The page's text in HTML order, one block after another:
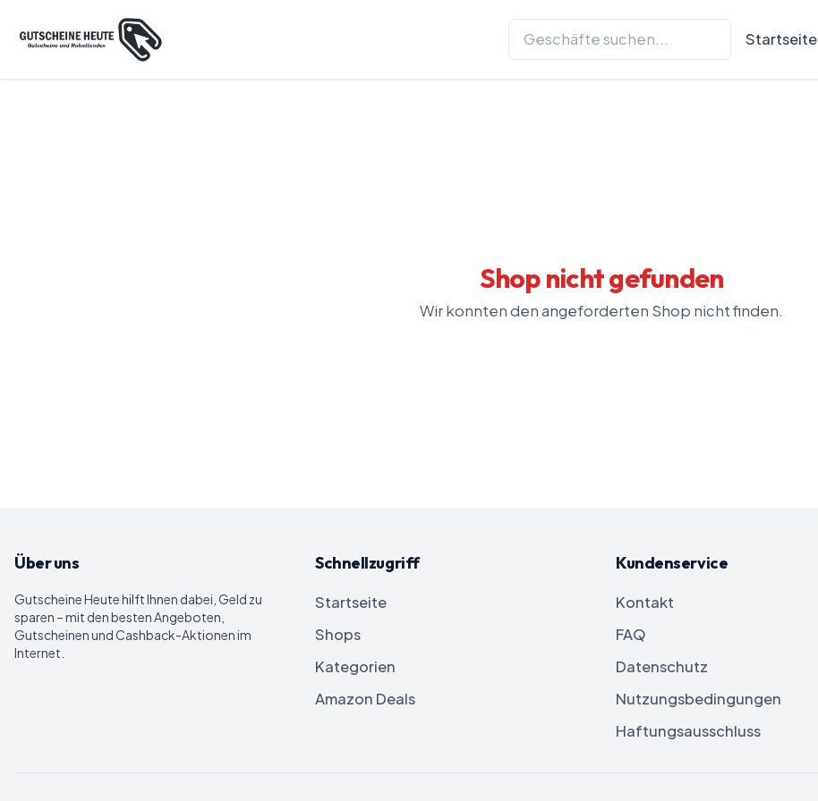
Startseite
Shop nicht gefunden
Wir konnten den angeforderten Shop nicht finden.
Über uns
Gutscheine Heutehilft Ihnen dabei, Geld zu
sparen – mit den besten Angeboten,
Gutscheinen und Cashback-Aktionen im
Internet.
Schnellzugriff
Startseite
Shops
Kategorien
Amazon Deals
Kundenservice
Kontakt
FAQ
Datenschutz
Nutzungsbedingungen
Haftungsausschluss